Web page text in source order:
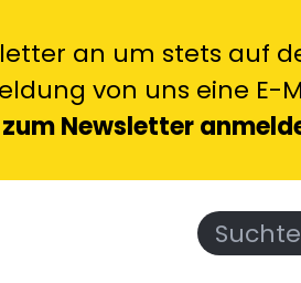
an um stets auf
von uns eine E-
Newsletter